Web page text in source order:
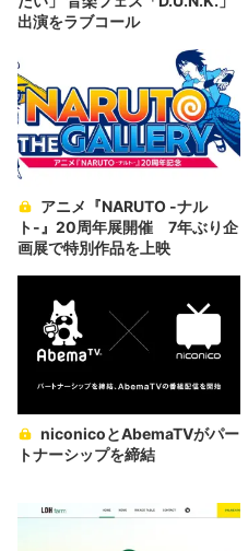
出演をラブコール
ト-』20周年展開催 7年ぶり企
画展で特別作品を上映
トナーシップを締結